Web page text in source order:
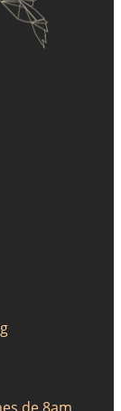
de 8am